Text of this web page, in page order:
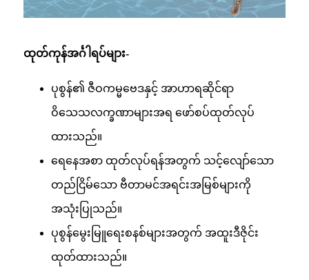
ထုတ်ကုန်အင်္ဂါရပ်များ-
ပုစွန်၏ ဇီဝကမ္မဗေဒနှင့် အာဟာရဆိုင်ရာ
ဝိသေသလက္ခဏာများအရ ဖော်စပ်ထုတ်လုပ်
ထားသည်။
ရေနေအစာ ထုတ်လုပ်ရန်အတွက် သင့်လျော်သော
တည်ငြိမ်သော ဗီတာမင်အရင်းအမြစ်များကို
အသုံးပြုသည်။
ပုစွန်မွေးမြူရေးစနစ်များအတွက် အထူးဒီဇိုင်း
ထုတ်ထားသည်။